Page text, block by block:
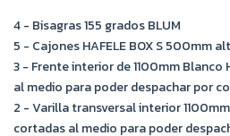
4 - Bisagras 155 grados BLUM
5 - Cajones HAFELE BOX S 500mm
3 - Frente interior de 1100mm Blanco
al medio para poder despachar por
2 - Varilla transversal interior
cortadas al medio para poder